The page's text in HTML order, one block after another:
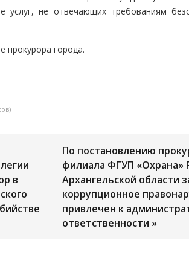
не отвечающих требованиям
прокурора города.
в
По постановлению
филиала ФГУП «Охрана»
Архангельской области
коррупционное
привлечен к
ответственности »